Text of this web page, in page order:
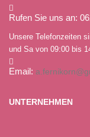
Rufen Sie uns an:
Unsere Telefonzeiten
und Sa von 09:00 bis
Email:
UNTERNEHMEN